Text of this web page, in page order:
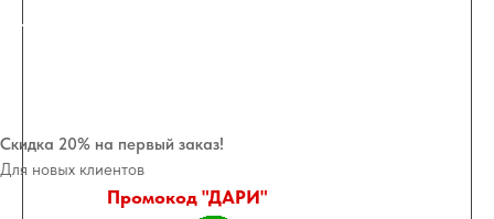
Скидка 20% на первый заказ!
Для новых клиентов
Промокод "ДАРИ"